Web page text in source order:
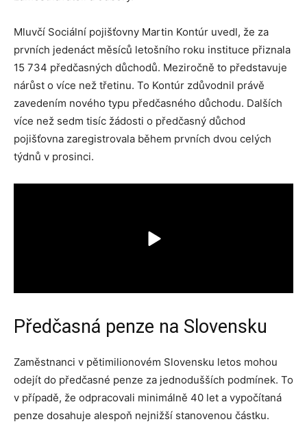
Mluvčí Sociální pojišťovny Martin Kontúr uvedl, že za
prvních jedenáct měsíců letošního roku instituce přiznala
15 734 předčasných důchodů. Meziročně to představuje
nárůst o více než třetinu. To Kontúr zdůvodnil právě
zavedením nového typu předčasného důchodu. Dalších
více než sedm tisíc žádosti o předčasný důchod
pojišťovna zaregistrovala během prvních dvou celých
týdnů v prosinci.
Předčasná penze na Slovensku
Zaměstnanci v pětimilionovém Slovensku letos mohou
odejít do předčasné penze za jednodušších podmínek. To
v případě, že odpracovali minimálně 40 let a vypočítaná
penze dosahuje alespoň nejnižší stanovenou částku.